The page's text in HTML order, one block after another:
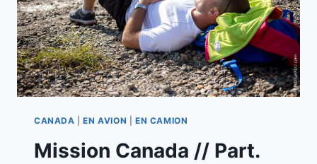
CANADA |EN AVION EN CAMION
Mission Canada // Part.